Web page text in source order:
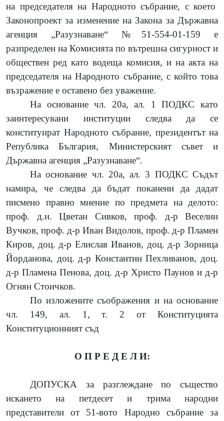
на председателя на Народното събрание, с което
Законопроект за изменение на Закона за Държавна
агенция „Разузнаване“ №51-554-01-159 е
разпределен на Комисията по вътрешна сигурност и
обществен ред като водеща комисия, и на акта на
председателя на Народното събрание, с който това
възражение е оставено без уважение.
На основание чл. 20а, ал. 1 ПОДКС като
заинтересувани институции следва да се
конституират Народното събрание, президентът на
Република България, Министерският съвет и
Държавна агенция „Разузнаване“.
На основание чл. 20а, ал. 3 ПОДКС Съдът
намира, че следва да бъдат поканени да дадат
писмено правно мнение по предмета на делото:
проф. д.н. Цветан Сивков, проф. д-р Веселин
Вучков, проф. д-р Иван Видолов, проф. д-р Пламен
Киров, доц. д-р Елислав Иванов, доц. д-р Зорница
Йорданова, доц. д-р Константин Пехливанов, доц.
д-р Пламена Пенова, доц. д-р Христо Паунов и д-р
Огнян Стоичков.
По изложените съображения и на основание
чл. 149, ал. 1, т. 2 от Конституцията
Конституционният съд
О П Р Е Д Е Л И:
ДОПУСКА за разглеждане по същество
искането на петдесет и трима народни
представители от 51-вото Народно събраниеза